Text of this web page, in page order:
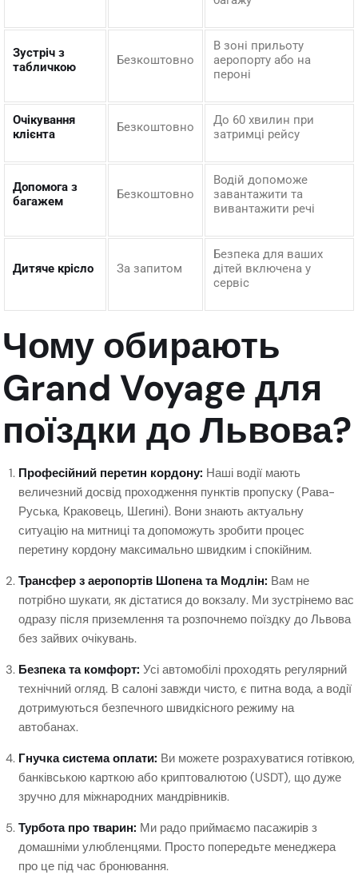
Зустріч з
табличкою
Безкоштовно
В зоні прильоту
аеропорту або на
пероні
Очікування
клієнта
Безкоштовно
До 60 хвилин при
затримці рейсу
Допомога з
багажем
Безкоштовно
Водій допоможе
завантажити та
вивантажити речі
Дитяче крісло За запитом
Безпека для ваших
дітей включена у
сервіс
Чому обирають
Grand Voyage для
поїздки до Львова?
Професійний перетин кордону: Наші водії мають
величезний досвід проходження пунктів пропуску (Рава-
Руська, Краковець, Шегині). Вони знають актуальну
ситуацію на митниці та допоможуть зробити процес
перетину кордону максимально швидким і спокійним.
Трансфер з аеропортів Шопена та Модлін: Вам не
потрібно шукати, як дістатися до вокзалу. Ми зустрінемо вас
одразу після приземлення та розпочнемо поїздку до Львова
без зайвих очікувань.
Безпека та комфорт: Усі автомобілі проходять регулярний
технічний огляд. В салоні завжди чисто, є питна вода, а водії
дотримуються безпечного швидкісного режиму на
автобанах.
Гнучка система оплати: Ви можете розрахуватися готівкою,
банківською карткою або криптовалютою (USDT), що дуже
зручно для міжнародних мандрівників.
Турбота про тварин: Ми радо приймаємо пасажирів з
домашніми улюбленцями. Просто попередьте менеджера
про це під час бронювання.